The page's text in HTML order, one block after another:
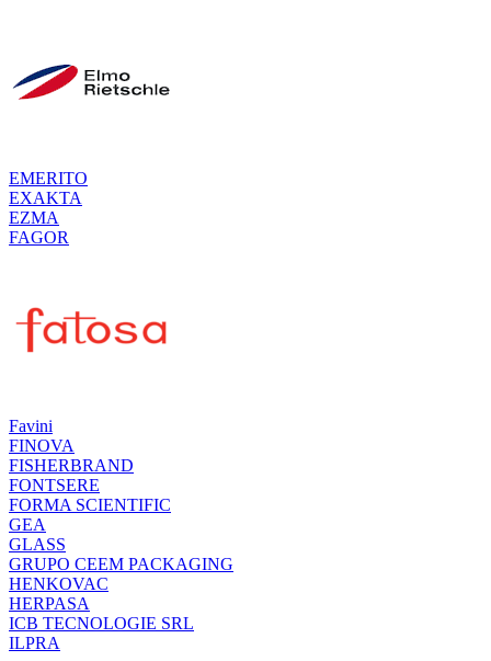
EMERITO
EXAKTA
EZMA
FAGOR
Favini
FINOVA
FISHERBRAND
FONTSERE
FORMA SCIENTIFIC
GEA
GLASS
GRUPO CEEM PACKAGING
HENKOVAC
HERPASA
ICB TECNOLOGIE SRL
ILPRA